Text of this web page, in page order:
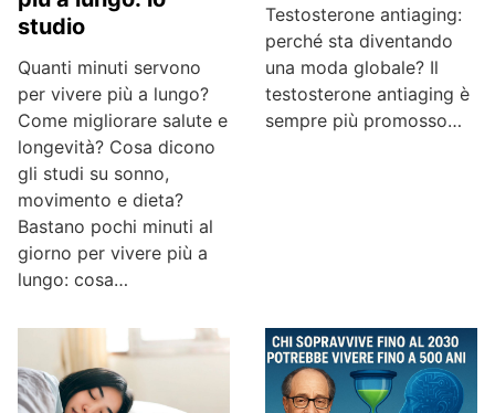
studio
Quanti minuti servono
per vivere più a lungo?
Come migliorare salute e
longevità? Cosa dicono
gli studi su sonno,
movimento e dieta?
Bastano pochi minuti al
giorno per vivere più a
lungo: cosa…
Testosterone antiaging:
perché sta diventando
una moda globale? Il
testosterone antiaging è
sempre più promosso…